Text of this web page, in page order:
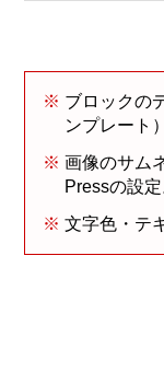
ブロックの
ンプレート
画像のサム
Pressの設定
文字色・テ